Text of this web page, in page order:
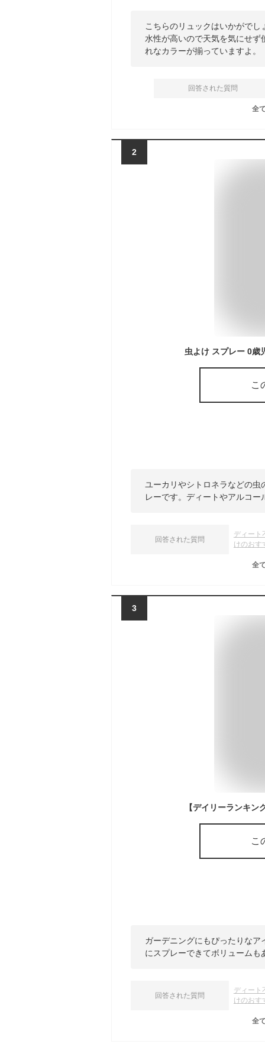
こちらのリュックはいかがで
水性が高いので天気を気にせ
れなカラーが揃っていますよ。
回答された質問
全
2
こ
ユーカリやシトロネラなどの
レーです。ディートやアルコ
回答された質問
ディート
けのおす
全
3
こ
ガーデニングにもぴったりな
にスプレーできてボリューム
回答された質問
ディート
けのおす
全